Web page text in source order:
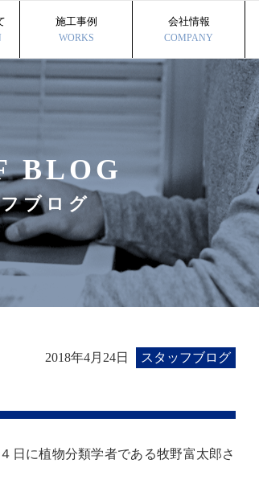
施工事例
WORKS
会社情報
COMPANY
BLOG
ブログ
2018年4月24日 スタッフブログ
日に植物分類学者である牧野富太郎さ